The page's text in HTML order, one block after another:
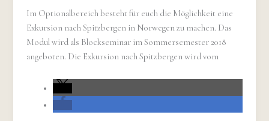
Im Optionalbereich besteht für euch die Möglichkeit eine
Exkursion nach Spitzbergen in Norwegen zu machen. Das
Modul wird als Blockseminar im Sommersemester 2018
angeboten. Die Exkursion nach Spitzbergen wird vom